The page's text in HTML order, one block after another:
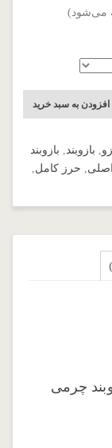
می‌شود)
افزودن به سبد خرید
, بازوبند, بازوبند
, حرز کامل,
چرمی